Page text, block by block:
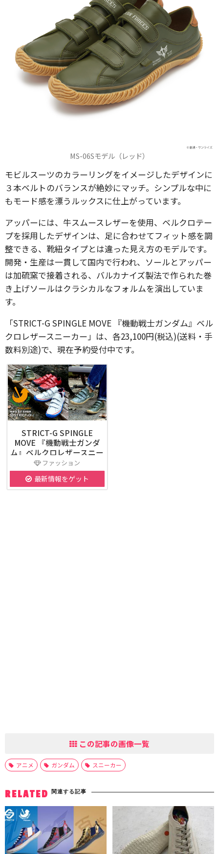
MS-06Sモデル（レッド）
モビルスーツのカラーリングをイメージしたデザインに
３本ベルトのバランスが絶妙にマッチ。シンプルな中に
もモード感を漂うルックスに仕上がっています。
アッパーには、牛スムースレザーを使用、ベルクロテー
プを採用したデザインは、足に合わせてフィット感を調
整できる、靴紐タイプとは違った見え方のモデルです。
開発・生産は一貫して国内で行われ、ソールとアッパー
は加硫窯で接着される、バルカナイズ製法で作られた巻
き上げソールはクラシカルなフォルムを演出していま
す。
「STRICT-G SPINGLE MOVE 『機動戦士ガンダム』ベル
クロレザースニーカー」は、各23,100円(税込)(送料・手
数料別途)で、現在予約受付中です。
STRICT-G SPINGLE
MOVE 『機動戦士ガンダ
ム』ベルクロレザースニー
カー
ファッション
最新情報をゲット
この記事の画像一覧
アニメ ガンダム スニーカー
RELATED 関連する記事